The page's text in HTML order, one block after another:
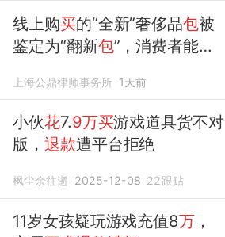
线上购买的“全新”奢侈品包被
鉴定为“翻新包”，消费者能否
上海公鼎律师事务所 1天前
小伙花7.9万买游戏道具货不对
版，退款遭平台拒绝
枫尘余往逝 2025-12-08 22跟贴
11岁女孩疑玩游戏充值8万，